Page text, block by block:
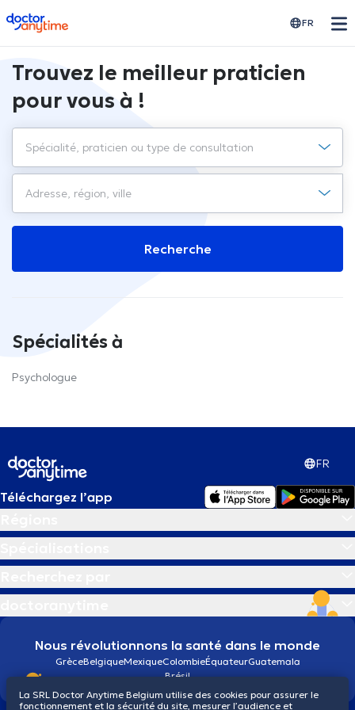
doctoranytime FR
Trouvez le meilleur praticien
pour vous à !
Recherche
Spécialités à
Psychologue
FR
Téléchargez l’app
Nous révolutionnons la santé dans le monde
GrèceBelgiqueMexiqueColombieÉquateurGuatemala
Brésil
La SRL Doctor Anytime Belgium utilise des cookies pour assurer le
fonctionnement et la sécurité du site, mesurer l’audience et